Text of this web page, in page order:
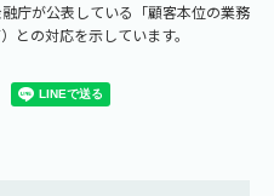
庁が公表している「顧客本位の業務
との対応を示しています。